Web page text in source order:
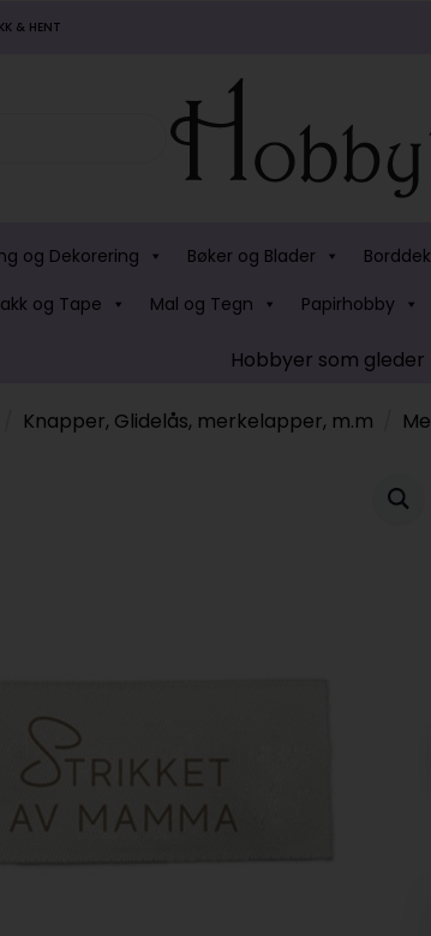
& HENT
og Dekorering Bøker og Blader
og Tape
Mal og Tegn Papirhobby
Hobbyer som
Knapper, Glidelås, merkelapper, m.m